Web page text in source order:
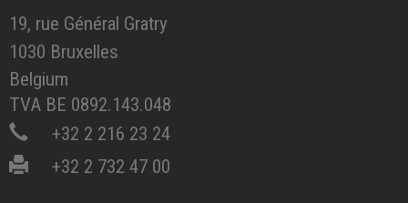
19, rue Général Gratry
1030 Bruxelles
Belgium
TVA BE 0892.143.048
+32 2 216 23 24
+32 2 732 47 00